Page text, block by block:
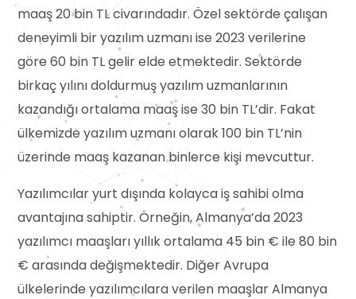
maaş 20 bin TL civarındadır. Özel sektörde çalışan
deneyimli bir yazılım uzmanı ise 2023 verilerine
göre 60 bin TL gelir elde etmektedir. Sektörde
birkaç yılını doldurmuş yazılım uzmanlarının
kazandığı ortalama maaş ise 30 bin TL’dir. Fakat
ülkemizde yazılım uzmanı olarak 100 bin TL’nin
üzerinde maaş kazanan binlerce kişi mevcuttur.
Yazılımcılar yurt dışında kolayca iş sahibi olma
avantajına sahiptir. Örneğin, Almanya’da 2023
yazılımcı maaşları yıllık ortalama 45 bin € ile 80 bin
€ arasında değişmektedir. Diğer Avrupa
ülkelerinde yazılımcılara verilen maaşlar Almanya